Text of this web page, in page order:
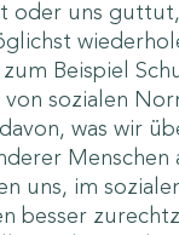
oder uns
Beispiel
sozialen
was wir
Menschen
uns, im
besser